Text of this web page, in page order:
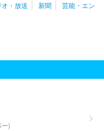
報社
株式会社日本教育新聞
生タイムス社
株式会社毎日新聞社
株式
式会社メディアクリエイト
式会社京急ステーションサー
・放送 新聞
芸能・エン
)